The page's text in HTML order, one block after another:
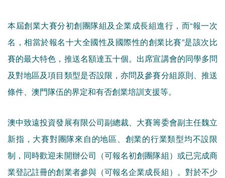
本屆創業大賽分初創團隊組及企業成長組進行，而“報一次
名，相當於報名十大全國性及國際性的創業比賽”是該次比
賽的最大特色，推送名額達五十個。出席宣講會的同學多問
及對地區及項目類型是否設限，亦問及參賽分組原則、推送
條件、澳門隊伍的界定和有否創業培訓支援等。
澳中致遠投資發展有限公司副總裁、大賽籌委會副主任魏立
新指，大賽對團隊來自的地區、創業的行業類型均不設限
制，同時歡迎未開辦公司（可報名初創團隊組）或已完成商
業登記註冊的創業者參與（可報名企業成長組）。對於不少